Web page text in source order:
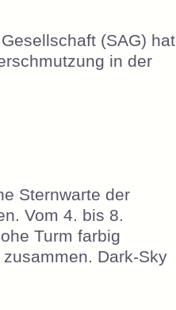
(SAG) hat
in der
Sternwarte der
Vom 4. bis 8.
Turm farbig
Dark-Sky